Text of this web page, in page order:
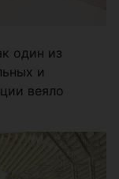
один из
и
веяло